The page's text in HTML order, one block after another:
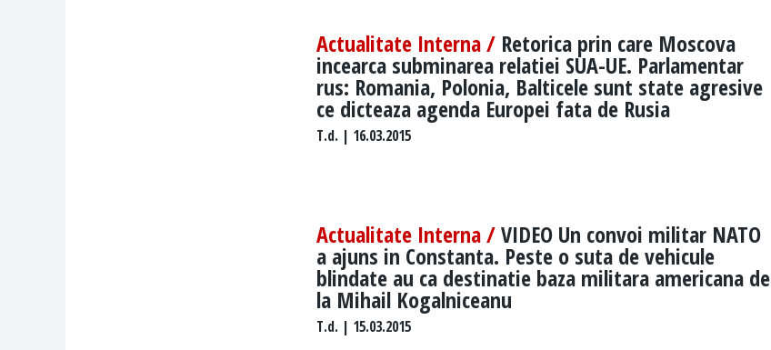
Actualitate Interna / Retorica prin care Moscova
incearca subminarea relatiei SUA-UE. Parlamentar
rus: Romania, Polonia, Balticele sunt state agresive
ce dicteaza agenda Europei fata de Rusia
T.d. | 16.03.2015
Actualitate Interna /VIDEO Un convoi militar NATO
a ajuns in Constanta. Peste o suta de vehicule
blindate au ca destinatie baza militara americana de
la Mihail Kogalniceanu
T.d. | 15.03.2015